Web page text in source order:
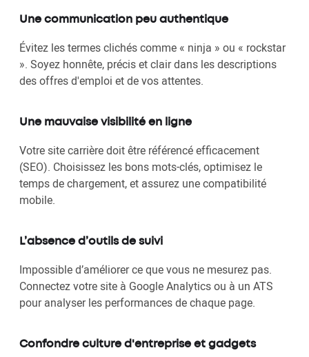
Une communication peu authentique
Évitez les termes clichés comme « ninja » ou « rockstar
». Soyez honnête, précis et clair dans les descriptions
des offres d'emploi et de vos attentes.
Une mauvaise visibilité en ligne
Votre site carrière doit être référencé efficacement
(SEO). Choisissez les bons mots-clés, optimisez le
temps de chargement, et assurez une compatibilité
mobile.
L’absence d’outils de suivi
Impossible d’améliorer ce que vous ne mesurez pas.
Connectez votre site à Google Analytics ou à un ATS
pour analyser les performances de chaque page.
Confondre culture d'entreprise et gadgets